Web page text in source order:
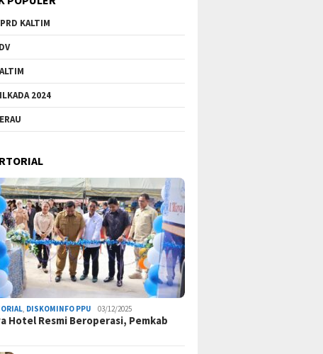
KALTIM
2024
DISKOMINFO PPU 03/12/2025
Hotel Resmi Beroperasi, Pemkab